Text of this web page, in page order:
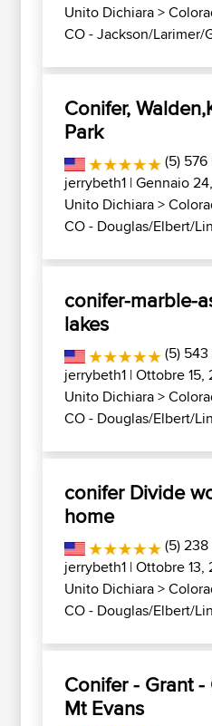
Unito Dichiara>
CO - Jackson/Larimer/
Conifer,
Park
(5) 576
jerrybeth1 | Gennaio
Unito Dichiara>
CO - Douglas/Elbert/
conifer-marble-
lakes
(5) 543
jerrybeth1 | Ottobre 15,
Unito Dichiara>
CO - Douglas/Elbert/
conifer Divide
home
(5) 238
jerrybeth1 | Ottobre 13,
Unito Dichiara>
CO - Douglas/Elbert/
Conifer - Grant
Mt Evans